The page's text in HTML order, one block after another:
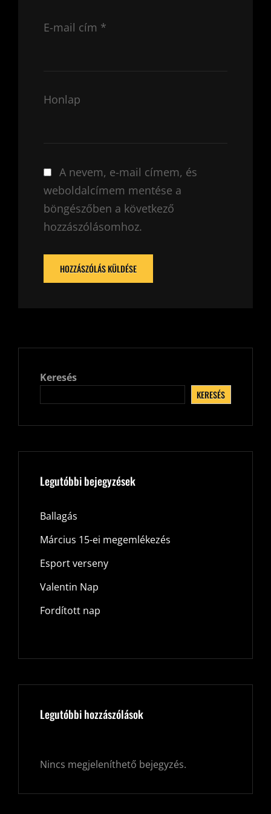
E-mail cím *
Honlap
A nevem, e-mail címem, és
weboldalcímem mentése a
böngészőben a következő
hozzászólásomhoz.
Keresés
KERESÉS
Legutóbbi bejegyzések
Ballagás
Március 15-ei megemlékezés
Esport verseny
Valentin Nap
Fordított nap
Legutóbbi hozzászólások
Nincs megjeleníthető bejegyzés.